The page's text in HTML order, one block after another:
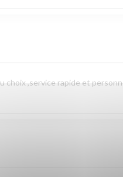
choix ,service rapide et